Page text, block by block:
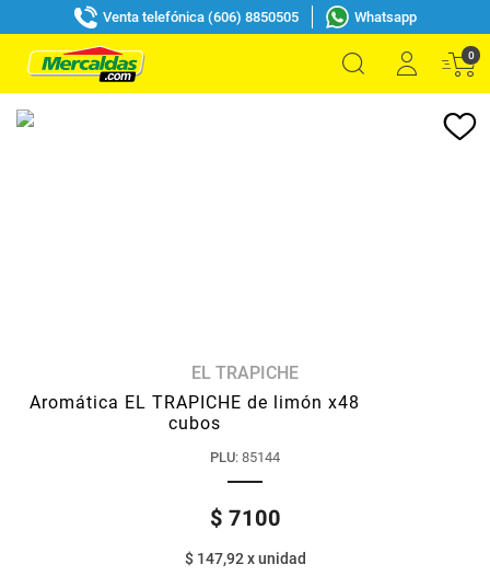
Venta telefónica (606) 8850505 Whatsapp
0
EL TRAPICHE
Aromática EL TRAPICHE de limón x48
cubos
PLU: 85144
$ 7100
$ 147,92xunidad